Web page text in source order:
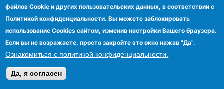
Каталог: Оформление детского сада
Тэг: именинники лето вывеска грамота
файлов Сookie и других пользовательских данных, в соответствии с
Политикой конфиденциальности. Вы можете заблокировать
использование Cookies сайтом, изменив настройки Вашего браузера.
Если вы не возражаете, просто закройте это окно нажав "Да".
Ознакомиться с политикой конфиденциальности.
Да, я согласен